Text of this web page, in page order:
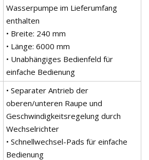
Wasserpumpe im Lieferumfang
enthalten
• Breite: 240 mm
• Länge: 6000 mm
• Unabhängiges Bedienfeld für
einfache Bedienung
• Separater Antrieb der
oberen/unteren Raupe und
Geschwindigkeitsregelung durch
Wechselrichter
• Schnellwechsel-Pads für einfache
Bedienung